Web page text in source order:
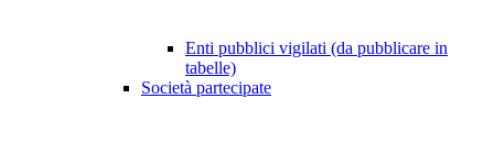
Enti pubblici vigilati (da pubblicare in
tabelle)
Società partecipate